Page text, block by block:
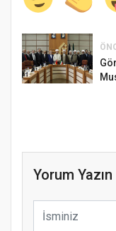
Yorum Yazın
Samsun
Etkinliği